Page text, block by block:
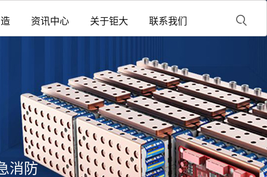
资讯中心 关于钜大 联系我们
消防